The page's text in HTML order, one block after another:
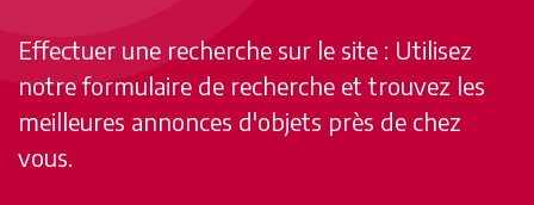
Effectuer une recherche sur le site : Utilisez
notre formulaire de recherche et trouvez les
meilleures annonces d'objets près de chez
vous.